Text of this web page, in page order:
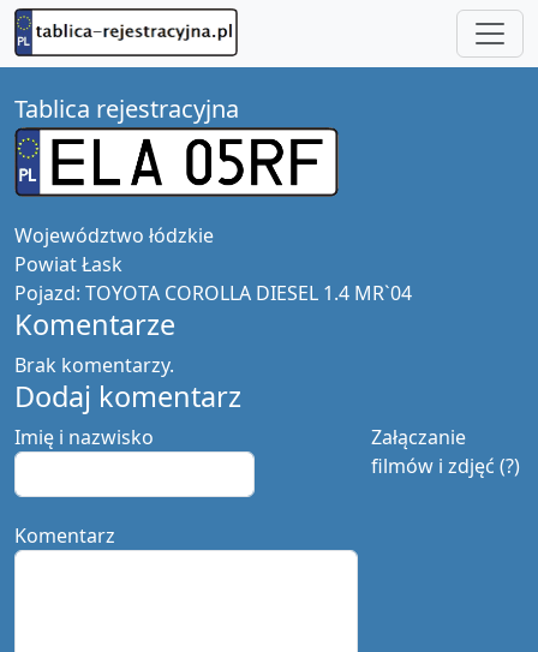
Tablica rejestracyjna
Województwo łódzkie
PowiatŁask
Pojazd: TOYOTA COROLLA DIESEL 1.4 MR`04
Komentarze
Brak komentarzy.
Dodaj komentarz
Załączanie
filmów i zdjęć (?)
Imię i nazwisko
Komentarz